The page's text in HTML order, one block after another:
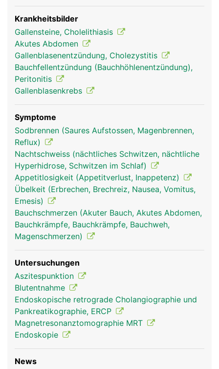
notwendig, entfernt werden.
Krankheitsbilder
Gallensteine, Cholelithiasis
Akutes Abdomen
Gallenblasenentzündung, Cholezystitis
Bauchfellentzündung (Bauchhöhlenentzündung),
Peritonitis
Gallenblasenkrebs
Symptome
Sodbrennen (Saures Aufstossen, Magenbrennen,
Reflux)
Nachtschweiss (nächtliches Schwitzen, nächtliche
Hyperhidrose, Schwitzen im Schlaf)
Appetitlosigkeit (Appetitverlust, Inappetenz)
Übelkeit (Erbrechen, Brechreiz, Nausea, Vomitus,
Emesis)
Bauchschmerzen (Akuter Bauch, Akutes Abdomen,
Bauchkrämpfe, Bauchkrämpfe, Bauchweh,
Magenschmerzen)
Untersuchungen
Aszitespunktion
Blutentnahme
Endoskopische retrograde Cholangiographie und
Pankreatikographie, ERCP
Magnetresonanztomographie MRT
Endoskopie
News